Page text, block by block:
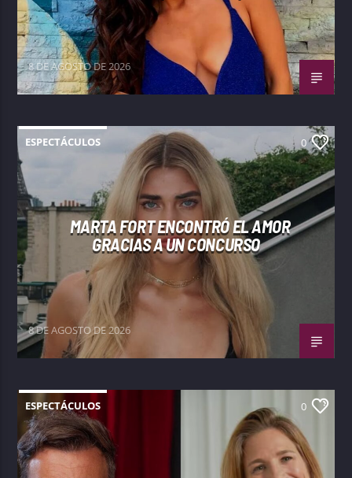
8 DE AGOSTO DE 2026
ESPECTÁCULOS 0
MARTA FORT ENCONTRÓ EL AMOR
GRACIAS A UN CONCURSO
8 DE AGOSTO DE 2026
ESPECTÁCULOS 0